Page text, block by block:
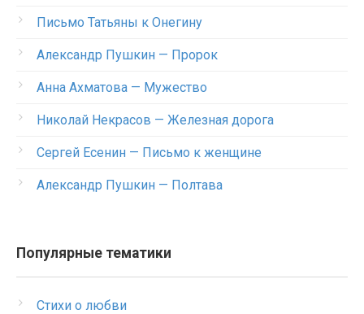
Письмо Татьяны к Онегину
Александр Пушкин — Пророк
Анна Ахматова — Мужество
Николай Некрасов — Железная дорога
Сергей Есенин — Письмо к женщине
Александр Пушкин — Полтава
Популярные тематики
Стихи о любви